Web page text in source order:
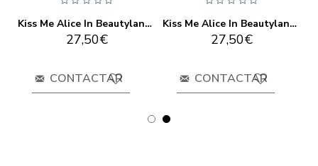
Kiss Me Alice In Beautyland, Nº 7 Tweedledum
27,50€
CONTACTAR
Kiss Me Alice In Beautyland, Nº 8 March Hare
27,50€
CONTACTAR